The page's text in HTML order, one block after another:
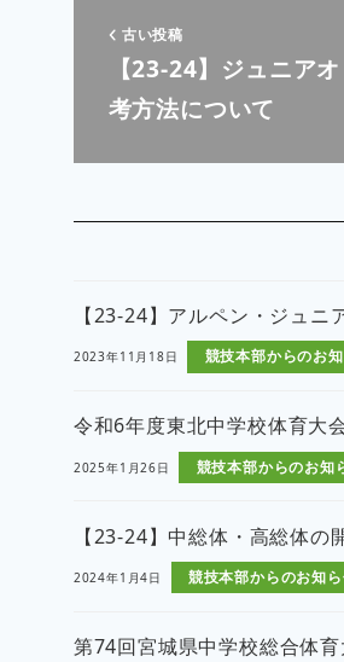
古い投稿
【23-24】ジュニア
考方法について
【23-24】アルペン・ジュ
2023年11月18日 競技本部からのお
令和6年度東北中学校体育大
2025年1月26日 競技本部からのお知
【23-24】中総体・高総体の
2024年1月4日 競技本部からのお知
第74回宮城県中学校総合体